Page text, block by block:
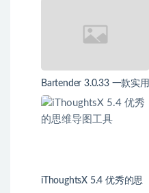
Bartender 3.0.33 一款实用
的菜单栏管理工具
iThoughtsX 5.4 优秀的思